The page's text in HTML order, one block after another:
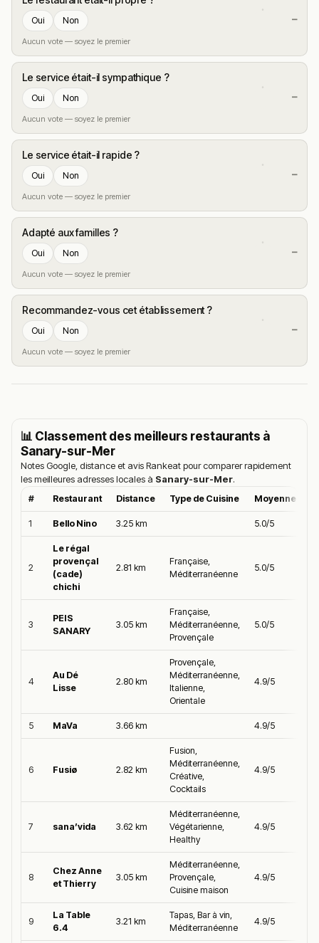
Oui Non
Aucun vote — soyez le premier
—
Le service était-il sympathique ?
Oui Non
Aucun vote — soyez le premier
—
Le service était-il rapide ?
Oui Non
Aucun vote — soyez le premier
—
Adapté aux familles ?
Oui Non
Aucun vote — soyez le premier
—
Recommandez-vous cet établissement ?
Oui Non
Aucun vote — soyez le premier
—
📊 Classement des meilleurs restaurants à
Sanary-sur-Mer
Notes Google, distance et avis Rankeat pour comparer rapidement
les meilleures adresses locales à Sanary-sur-Mer.
# Restaurant Distance Type de Cuisine Moyenne
1 Bello Nino 3.25 km 5.0/5
2
Le régal
provençal
(cade)
chichi
2.81 km
Française,
Méditerranéenne
5.0/5
3
PEIS
SANARY
3.05 km
Française,
Méditerranéenne,
Provençale
5.0/5
4
Au Dé
Lisse
2.80 km
Provençale,
Méditerranéenne,
Italienne,
Orientale
4.9/5
5 MaVa 3.66 km 4.9/5
6 Fusiø 2.82 km
Fusion,
Méditerranéenne,
Créative,
Cocktails
4.9/5
7 sana’vida 3.62 km
Méditerranéenne,
Végétarienne,
Healthy
4.9/5
8
Chez Anne
et Thierry
3.05 km
Méditerranéenne,
Provençale,
Cuisine maison
4.9/5
9
La Table
6.4
3.21 km
Tapas, Bar à vin,
Méditerranéenne
4.9/5